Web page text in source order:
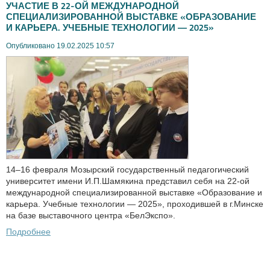
УЧАСТИЕ В 22-ОЙ МЕЖДУНАРОДНОЙ
СПЕЦИАЛИЗИРОВАННОЙ ВЫСТАВКЕ «ОБРАЗОВАНИЕ
И КАРЬЕРА. УЧЕБНЫЕ ТЕХНОЛОГИИ — 2025»
Опубликовано 19.02.2025 10:57
14–16 февраля Мозырский государственный педагогический
университет имени И.П.Шамякина представил себя на 22-ой
международной специализированной выставке «Образование и
карьера. Учебные технологии — 2025», проходившей в г.Минске
на базе выставочного центра «БелЭкспо».
Подробнее